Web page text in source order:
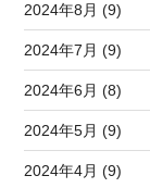
2024年8月 (9)
2024年7月 (9)
2024年6月 (8)
2024年5月 (9)
2024年4月 (9)